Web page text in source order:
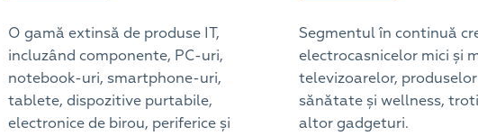
O gamă extinsă de produse IT,
incluzând componente, PC-uri,
notebook-uri, smartphone-uri,
tablete, dispozitive purtabile,
electronice de birou, periferice și
Segmentul în continuă
electrocasnicelor mici și
televizoarelor,
sănătate și wellness,
altor gadgeturi.